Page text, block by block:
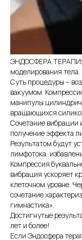
ЭНДОСФЕРА
моделирования тела.
Суть процедуры –
вакуумом.
манипулы
вращающихся
Сочетание
получение эффекта
Результатом будут
лимфотока,
Компрессия
вибрация ускоряет
клеточном уровне.
сочетание
гимнастика».
Достигнутые
лет и более!
Если Эндосфера